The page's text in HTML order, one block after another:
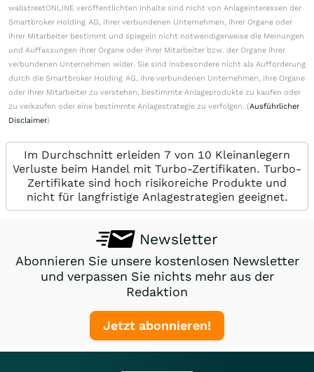
wallstreetONLINE veröffentlichten Inhalte sind nicht von Anlageinteressen der
Smartbroker Holding AG, ihrer verbundenen Unternehmen, ihrer Organe oder
ihrer Mitarbeiter bestimmt und spiegeln nicht notwendigerweise die Meinungen
und Auffassungen ihrer Organe oder ihrer Mitarbeiter bzw. der Organe ihrer
verbundenen Unternehmen wider. Sie sind insbesondere nicht als Aufforderung
durch die Smartbroker Holding AG, ihre verbundenen Unternehmen, ihre Organe
oder ihrer Mitarbeiter zu verstehen, bestimmte Anlageprodukte zu kaufen oder
zu verkaufen oder eine bestimmte Anlagestrategie zu verfolgen. (Ausführlicher
Disclaimer)
Im Durchschnitt erleiden 7 von 10 Kleinanlegern
Verluste beim Handel mit Turbo-Zertifikaten. Turbo-
Zertifikate sind hoch risikoreiche Produkte und
nicht für langfristige Anlagestrategien geeignet.
Newsletter
Abonnieren Sie unsere kostenlosen Newsletter
und verpassen Sie nichts mehr aus der
Redaktion
Jetzt abonnieren!